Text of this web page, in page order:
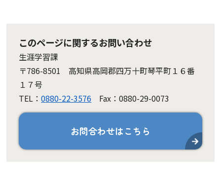
このページに関するお問い合わせ
生涯学習課
〒786-8501 高知県高岡郡四万十町琴平町１６番
１７号
TEL：0880-22-3576 Fax：0880-29-0073
お問合わせはこちら